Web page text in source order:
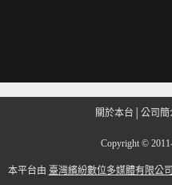
關於本台 公司簡
Copyright ©
本平台由 臺灣繽紛數位多媒體有限公